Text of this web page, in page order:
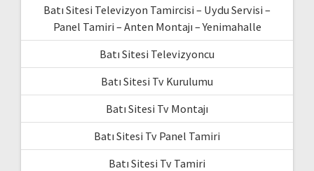
Batı Sitesi Televizyon Tamircisi – Uydu Servisi –
Panel Tamiri – Anten Montajı – Yenimahalle
Batı Sitesi Televizyoncu
Batı Sitesi Tv Kurulumu
Batı Sitesi Tv Montajı
Batı Sitesi Tv Panel Tamiri
Batı Sitesi Tv Tamiri